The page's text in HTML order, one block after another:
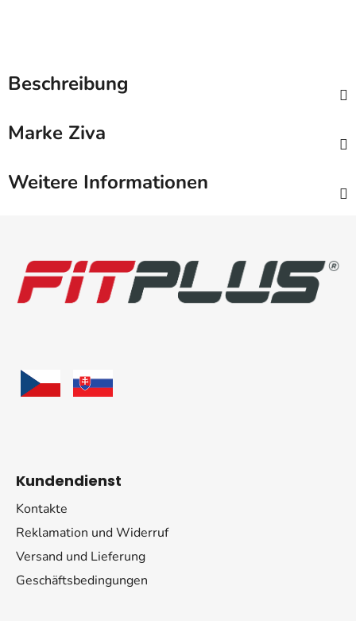
Beschreibung
Marke Ziva
Weitere Informationen
Kundendienst
Kontakte
Reklamation und Widerruf
Versand und Lieferung
Geschäftsbedingungen